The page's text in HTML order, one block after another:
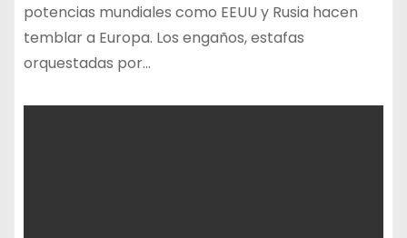
potencias mundiales como EEUU y Rusia hacen
temblar a Europa. Los engaños, estafas
orquestadas por…